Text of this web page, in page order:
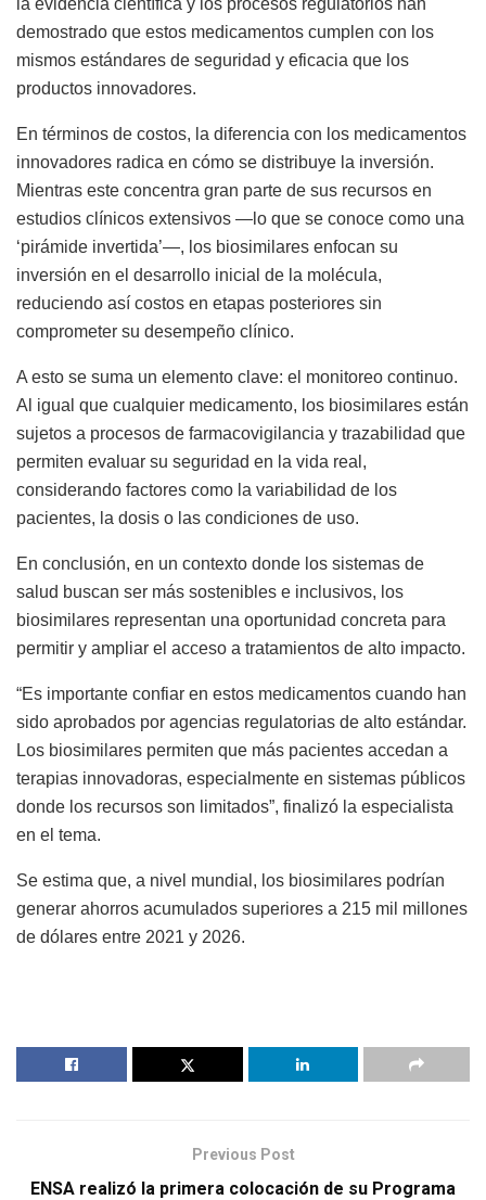
la evidencia científica y los procesos regulatorios han
demostrado que estos medicamentos cumplen con los
mismos estándares de seguridad y eficacia que los
productos innovadores.
En términos de costos, la diferencia con los medicamentos
innovadores radica en cómo se distribuye la inversión.
Mientras este concentra gran parte de sus recursos en
estudios clínicos extensivos —lo que se conoce como una
‘pirámide invertida’—, los biosimilares enfocan su
inversión en el desarrollo inicial de la molécula,
reduciendo así costos en etapas posteriores sin
comprometer su desempeño clínico.
A esto se suma un elemento clave: el monitoreo continuo.
Al igual que cualquier medicamento, los biosimilares están
sujetos a procesos de farmacovigilancia y trazabilidad que
permiten evaluar su seguridad en la vida real,
considerando factores como la variabilidad de los
pacientes, la dosis o las condiciones de uso.
En conclusión, en un contexto donde los sistemas de
salud buscan ser más sostenibles e inclusivos, los
biosimilares representan una oportunidad concreta para
permitir y ampliar el acceso a tratamientos de alto impacto.
“Es importante confiar en estos medicamentos cuando han
sido aprobados por agencias regulatorias de alto estándar.
Los biosimilares permiten que más pacientes accedan a
terapias innovadoras, especialmente en sistemas públicos
donde los recursos son limitados”, finalizó la especialista
en el tema.
Se estima que, a nivel mundial, los biosimilares podrían
generar ahorros acumulados superiores a 215 mil millones
de dólares entre 2021 y 2026.
Previous Post
ENSA realizó la primera colocación de su Programa